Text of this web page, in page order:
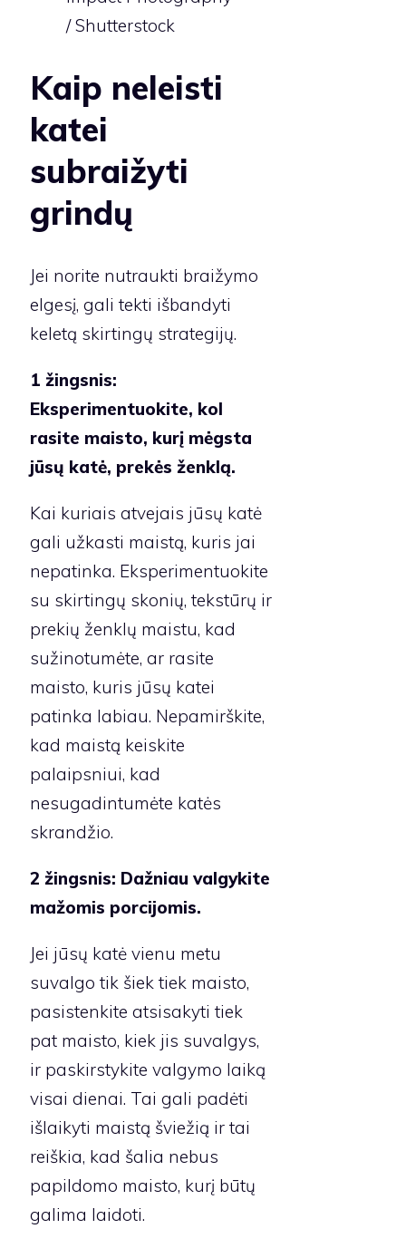
/ Shutterstock
Kaip neleisti
katei
subraižyti
grindų
Jei norite nutraukti braižymo
elgesį, gali tekti išbandyti
keletą skirtingų strategijų.
1 žingsnis:
Eksperimentuokite, kol
rasite maisto, kurį mėgsta
jūsų katė, prekės ženklą.
Kai kuriais atvejais jūsų katė
gali užkasti maistą, kuris jai
nepatinka. Eksperimentuokite
su skirtingų skonių, tekstūrų ir
prekių ženklų maistu, kad
sužinotumėte, ar rasite
maisto, kuris jūsų katei
patinka labiau. Nepamirškite,
kad maistą keiskite
palaipsniui, kad
nesugadintumėte katės
skrandžio.
2 žingsnis: Dažniau valgykite
mažomis porcijomis.
Jei jūsų katė vienu metu
suvalgo tik šiek tiek maisto,
pasistenkite atsisakyti tiek
pat maisto, kiek jis suvalgys,
ir paskirstykite valgymo laiką
visai dienai. Tai gali padėti
išlaikyti maistą šviežią ir tai
reiškia, kad šalia nebus
papildomo maisto, kurį būtų
galima laidoti.